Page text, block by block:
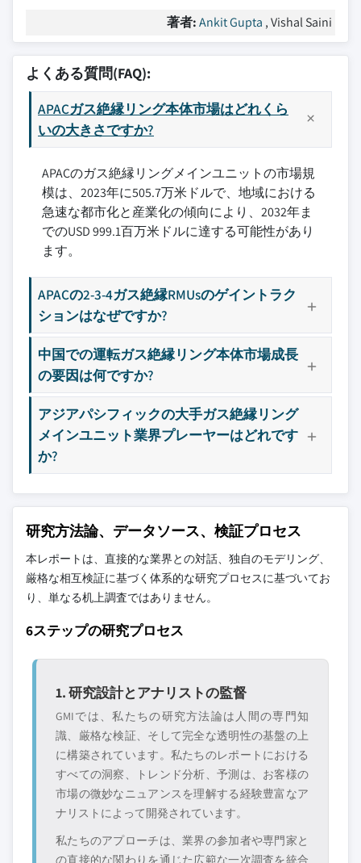
著者:Ankit Gupta , Vishal Saini
よくある質問(FAQ):
APACガス絶縁リング本体市場はどれくら
いの大きさですか?
APACのガス絶縁リングメインユニットの市場規
模は、2023年に505.7万米ドルで、地域における
急速な都市化と産業化の傾向により、2032年ま
でのUSD 999.1百万米ドルに達する可能性があり
ます。
APACの2-3-4ガス絶縁RMUsのゲイントラク
ションはなぜですか?
中国での運転ガス絶縁リング本体市場成長
の要因は何ですか?
アジアパシフィックの大手ガス絶縁リング
メインユニット業界プレーヤーはどれです
か?
研究方法論、データソース、検証プロセス
本レポートは、直接的な業界との対話、独自のモデリング、
厳格な相互検証に基づく体系的な研究プロセスに基づいてお
り、単なる机上調査ではありません。
6ステップの研究プロセス
1. 研究設計とアナリストの監督
GMIでは、私たちの研究方法論は人間の専門知
識、厳格な検証、そして完全な透明性の基盤の上
に構築されています。私たちのレポートにおける
すべての洞察、トレンド分析、予測は、お客様の
市場の微妙なニュアンスを理解する経験豊富なア
ナリストによって開発されています。
私たちのアプローチは、業界の参加者や専門家と
の直接的な関わりを通じた広範な一次調査を統合